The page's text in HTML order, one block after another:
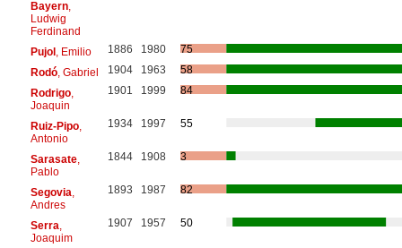
Bayern,
Ludwig
Ferdinand
Pujol, Emilio 1886 1980
75
Rodó, Gabriel 1904 1963
58
Rodrigo,
Joaquin
1901 1999 84
Ruiz-Pipo,
Antonio
1934 1997 55
Sarasate,
Pablo
1844 1908 3
Segovia
Andres
1893 1987 82
Serra
Joaquim
1907 1957 50